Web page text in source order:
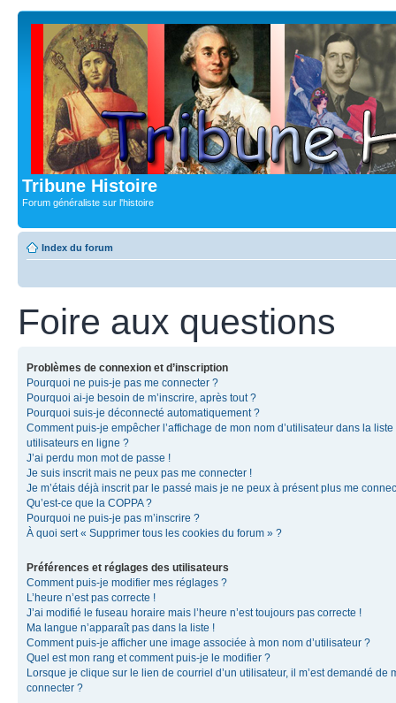
Tribune Histoire
Forum généraliste sur l'histoire
Index du forum
Foire aux questions
Problèmes de connexion et d’inscription
Pourquoi ne puis-je pas me connecter ?
Pourquoi ai-je besoin de m’inscrire, après tout ?
Pourquoi suis-je déconnecté automatiquement ?
Comment puis-je empêcher l’affichage de mon nom d’utilisateur dans la liste
utilisateurs en ligne ?
J’ai perdu mon mot de passe !
Je suis inscrit mais ne peux pas me connecter !
Je m’étais déjà inscrit par le passé mais je ne peux à présent plus me
Qu’est-ce que la COPPA ?
Pourquoi ne puis-je pas m’inscrire ?
À quoi sert « Supprimer tous les cookies du forum » ?
Préférences et réglages des utilisateurs
Comment puis-je modifier mes réglages ?
L’heure n’est pas correcte !
J’ai modifié le fuseau horaire mais l’heure n’est toujours pas correcte !
Ma langue n’apparaît pas dans la liste !
Comment puis-je afficher une image associée à mon nom d’utilisateur ?
Quel est mon rang et comment puis-je le modifier ?
Lorsque je clique sur le lien de courriel d’un utilisateur, il m’est demandé de
connecter ?